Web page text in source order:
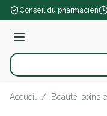
Aller au contenu
Conseil du pharmacien
Menu
Rechercher
Accueil / Beauté, soins